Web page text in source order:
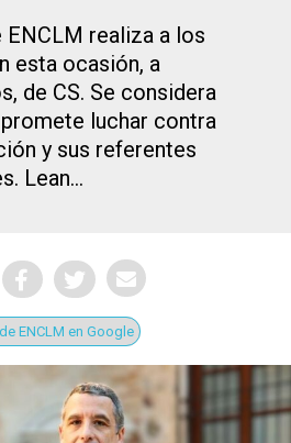
ENCLM realiza a los
esta ocasión, a
de CS. Se considera
luchar contra
y sus referentes
Lean...
ENCLM en Google